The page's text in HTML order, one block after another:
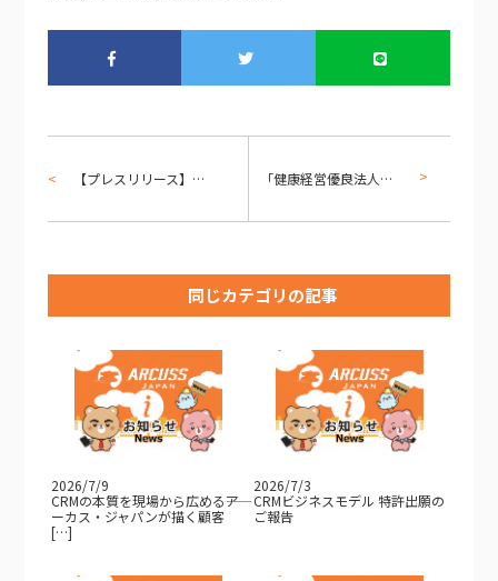
【プレスリリース】AI×CRMで業界固有の課題に応える不動産ソリューションMicrosoft Copilotを有効活用する不動産業界向けCRMを提供しています 「健康経営優良法人2024」に認定されました！
同じカテゴリの記事
2026/7/9
CRMの本質を現場から広める――ア
ーカス・ジャパンが描く顧客
[…]
2026/7/3
CRMビジネスモデル 特許出願の
ご報告